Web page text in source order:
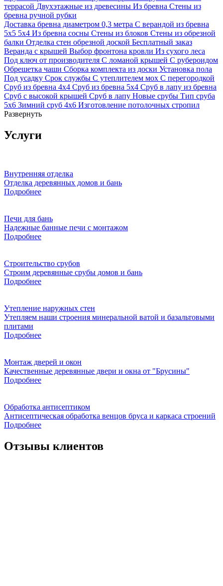
террасой Двухэтажные из древесины Из бревна Стены из
бревна ручной рубки
Доставка бревна диаметром 0,3 метра С верандой из бревна
5х5 5х4 Из бревна сосны Стены из блоков Стены из обрезной
балки Отделка стен обрезной доской Бесплатный заказ
Веранда с крышей Выбор фронтона кровли Из сухого леса
Под ключ от производителя С ломаной крышей С рубероидом
Обрешетка чаши Сборка комплекта из доски Установка пола
Под усадку Срок службы С утеплителем мох С перегородкой
Сруб из бревна 4х4 Сруб из бревна 5х4 Сруб в лапу из бревна
Сруб с высокой крышей Сруб в лапу Новые срубы Тип сруба
5х6 Зимний сруб 4х6 Изготовление потолочных стропил
Развернуть
Услуги
Внутренняя отделка
Отделка деревянных домов и бань
Подробнее
Печи для бань
Надежные банные печи с монтажом
Подробнее
Строительство срубов
Строим деревянные срубы домов и бань
Подробнее
Утепление наружных стен
Утепляем наши строения минеральной ватой и базальтовыми
плитами
Подробнее
Монтаж дверей и окон
Качественные деревянные двери и окна от "Брусины"
Подробнее
Обработка антисептиком
Антисептическая обработка венцов бруса и каркаса строений
Подробнее
Отзывы клиентов